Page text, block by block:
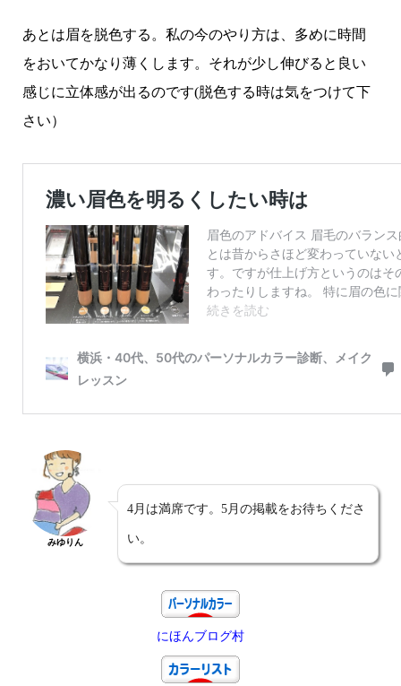
あとは眉を脱色する。私の今のやり方は、多めに時間
をおいてかなり薄くします。それが少し伸びると良い
感じに立体感が出るのです(脱色する時は気をつけて下
さい）
みゆりん
4月は満席です。5月の掲載をお待ちくださ
い。
にほんブログ村